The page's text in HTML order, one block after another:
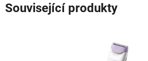
Související produkty